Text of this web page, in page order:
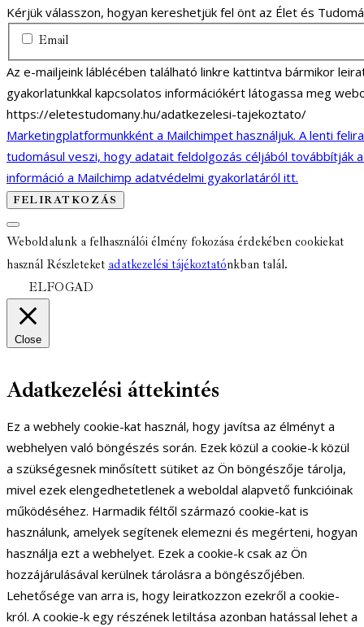
Kérjük válasszon, hogyan kereshetjük fel önt az Élet és
Email
Az e-mailjeink láblécében található linkre kattintva bármikor
gyakorlatunkkal kapcsolatos információkért látogassa meg
https://eletestudomany.hu/adatkezelesi-tajekoztato/
Marketingplatformunkként a Mailchimpet használjuk. A lenti
tudomásul veszi, hogy adatait feldolgozás céljából továbbítják
információ a Mailchimp adatvédelmi gyakorlatáról itt.
Weboldalunk a felhasználói élmény fokozása érdekében cookiekat
használ Részleteket adatkezelési tájékoztatónkban talál.
ELFOGAD
Close
Adatkezelési áttekintés
Ez a webhely cookie-kat használ, hogy javítsa az élményt a
webhelyen való böngészés során. Ezek közül a cookie-k közül
a szükségesnek minősített sütiket az Ön böngészője tárolja,
mivel ezek elengedhetetlenek a weboldal alapvető funkcióinak
működéséhez. Harmadik féltől származó cookie-kat is
használunk, amelyek segítenek elemezni és megérteni, hogyan
használja ezt a webhelyet. Ezek a cookie-k csak az Ön
hozzájárulásával kerülnek tárolásra a böngészőjében.
Lehetősége van arra is, hogy leiratkozzon ezekről a cookie-
król. A cookie-k egy részének letiltása azonban hatással lehet a